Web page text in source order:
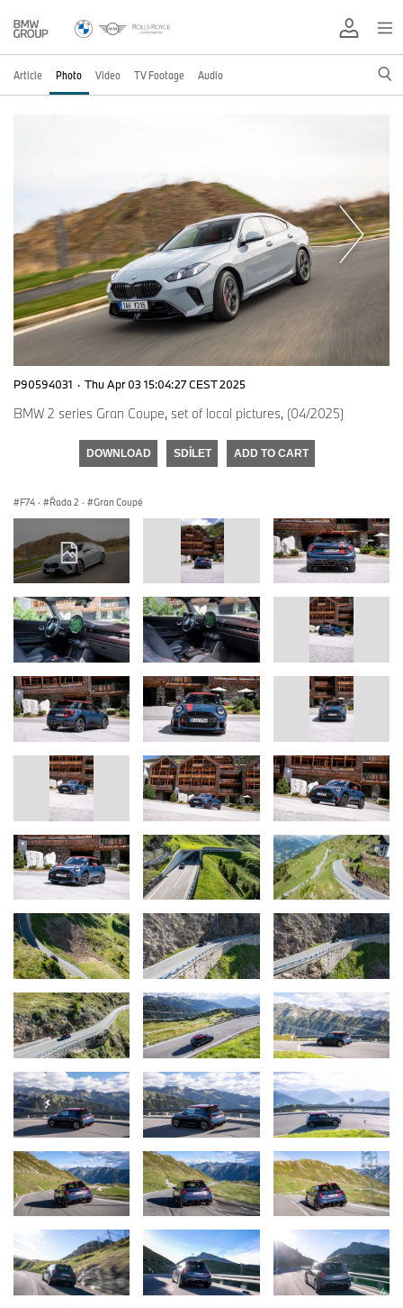
Article Photo Video TV Footage Audio
P90594031 · Thu Apr 03 15:04:27 CEST 2025
BMW 2 series Gran Coupe, set of local pictures, (04/2025)
DOWNLOAD SDÍLET ADD TO CART
F74 · Řada 2 · Gran Coupé